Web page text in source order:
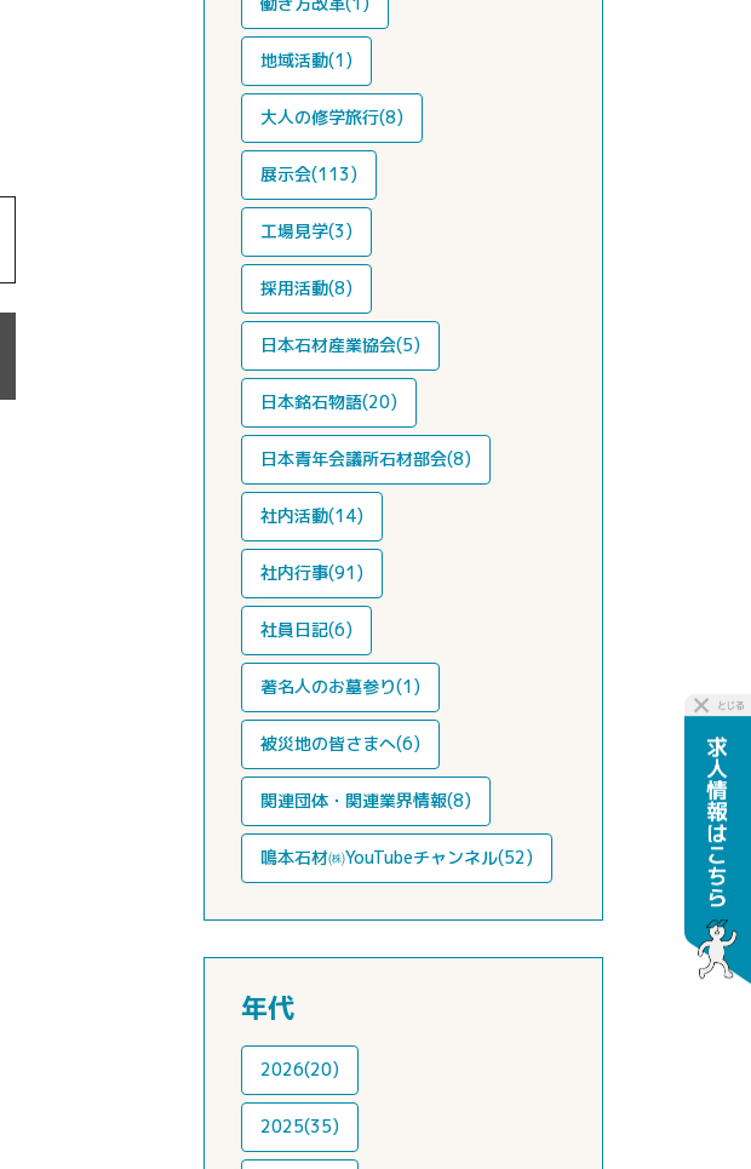
地域活動(1)
大人の修学旅行(8)
展示会(113)
工場見学(3)
採用活動(8)
日本石材産業協会(5)
日本銘石物語(20)
日本青年会議所石材部会(8)
社内活動(14)
社内行事(91)
社員日記(6)
著名人のお墓参り(1)
被災地の皆さまへ(6)
関連団体・関連業界情報(8)
鳴本石材㈱YouTubeチャンネル(52)
年代
2026(20)
2025(35)